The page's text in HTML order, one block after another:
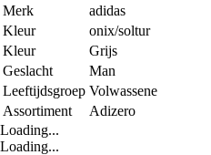
Merk
adidas
Kleur
onix/soltur
Kleur
Grijs
Geslacht
Man
Leeftijdsgroep Volwassene
Assortiment
Adizero
Loading...
Loading...